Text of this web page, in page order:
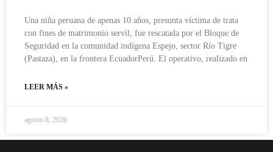
Una niña peruana de apenas 10 años, presunta víctima de trata
con fines de matrimonio servil, fue rescatada por el Bloque de
Seguridad en la comunidad indígena Espejo, sector Río Tigre
(Pastaza), en la frontera EcuadorPerú. El operativo, realizado en
LEER MÁS »
agosto 8, 2026